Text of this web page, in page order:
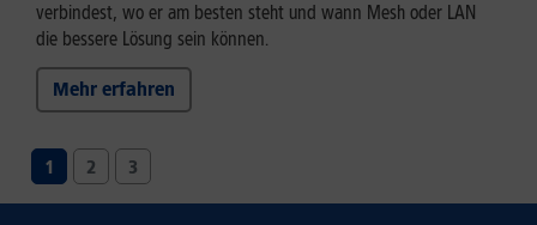
verbindest, wo er am besten steht und wann Mesh oder LAN
die bessere Lösung sein können.
Mehr erfahren
1 2 3